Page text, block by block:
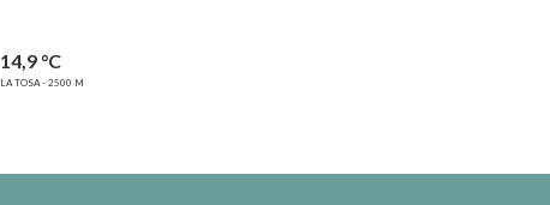
14,9 °C
LA TOSA - 2500 M